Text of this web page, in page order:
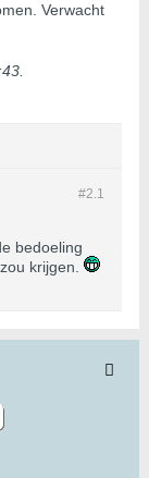
Verwacht
#2.1
bedoeling
krijgen.